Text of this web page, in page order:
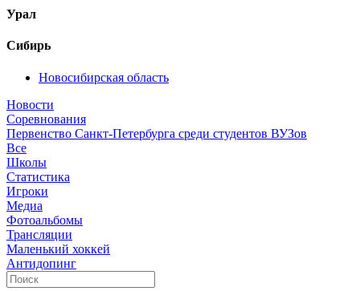
Урал
Сибирь
Новосибирская область
Новости
Соревнования
Первенство Санкт-Петербурга среди студентов ВУЗов
Все
Школы
Статистика
Игроки
Медиа
Фотоальбомы
Трансляции
Маленький хоккей
Антидопинг